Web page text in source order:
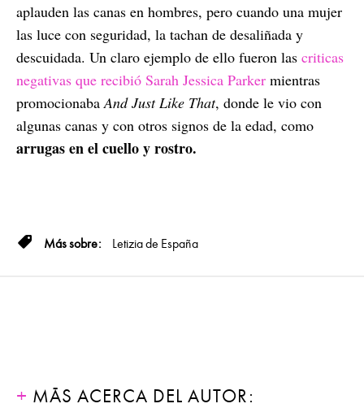
aplauden las canas en hombres, pero cuando una mujer
las luce con seguridad, la tachan de desaliñada y
descuidada. Un claro ejemplo de ello fueron las criticas
negativas que recibió Sarah Jessica Parker mientras
promocionaba And Just Like That, donde le vio con
algunas canas y con otros signos de la edad, como
arrugas en el cuello y rostro.
Letizia de España
MÁS ACERCA DEL AUTOR: